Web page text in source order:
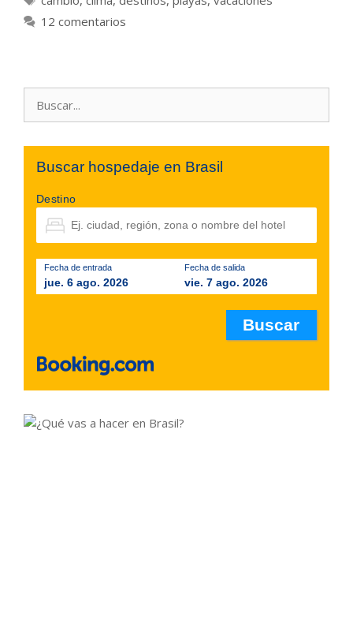
12 comentarios
Buscar hospedaje en Brasil
Destino
Fecha de entrada
jue. 6 ago. 2026
Fecha de salida
vie. 7 ago. 2026